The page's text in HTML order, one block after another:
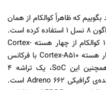
که ظاهراً کوالکام از همان
معماری ARM استفاده شده در اسنپدراگون ۸ نسل ۱ استفاده کرده است.
گفته می‌شود که اسنپدراگون ۷ نسل ۱ کوالکام از چهار هسته Cortex-
A710 با فرکانس ۲.۳۶ گیگاهرتز و چهار هسته Cortex-A510 با فرکانس
۱.۸۰ گیگاهرتز تشکیل خواهد شد. همچنین این SoC، یک تراشه ۴
نانومتری خواهد بود که مجهز به پردازنده‌ی گرافیکی Adreno 662 است.